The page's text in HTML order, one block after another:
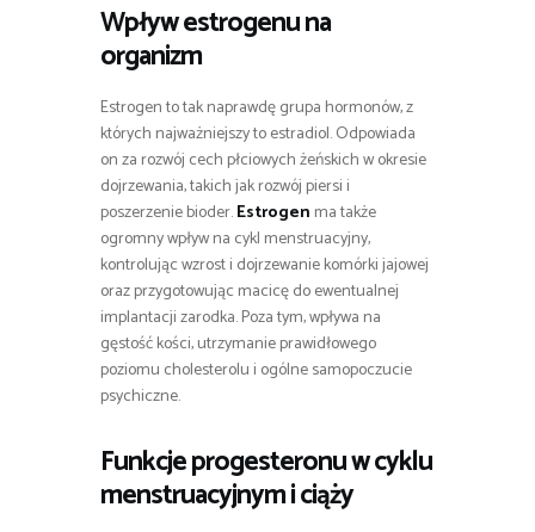
Wpływ estrogenu na
organizm
Estrogen to tak naprawdę grupa hormonów, z
których najważniejszy to estradiol. Odpowiada
on za rozwój cech płciowych żeńskich w okresie
dojrzewania, takich jak rozwój piersi i
poszerzenie bioder.Estrogen ma także
ogromny wpływ na cykl menstruacyjny,
kontrolując wzrost i dojrzewanie komórki jajowej
oraz przygotowując macicę do ewentualnej
implantacji zarodka. Poza tym, wpływa na
gęstość kości, utrzymanie prawidłowego
poziomu cholesterolu i ogólne samopoczucie
psychiczne.
Funkcje progesteronu w cyklu
menstruacyjnym i ciąży